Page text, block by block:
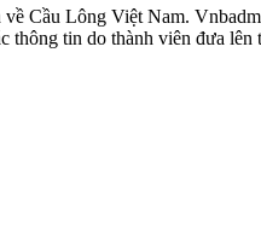
Cầu Lông Việt Nam.
thông tin do thành viên đưa